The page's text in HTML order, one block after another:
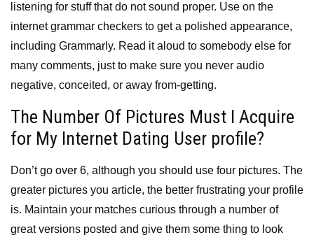
listening for stuff that do not sound proper. Use on the
internet grammar checkers to get a polished appearance,
including Grammarly. Read it aloud to somebody else for
many comments, just to make sure you never audio
negative, conceited, or away from-getting.
The Number Of Pictures Must I Acquire
for My Internet Dating User profile?
Don’t go over 6, although you should use four pictures. The
greater pictures you article, the better frustrating your profile
is. Maintain your matches curious through a number of
great versions posted and give them some thing to look